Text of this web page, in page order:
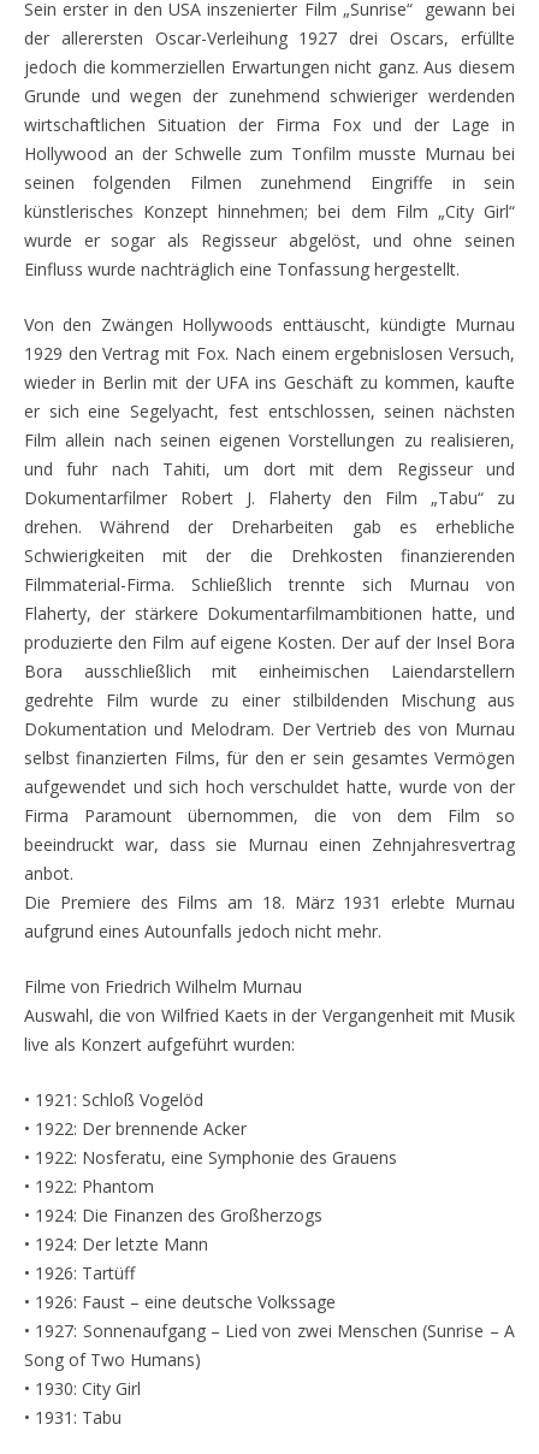
Sein erster in den USA inszenierter Film „Sunrise“ gewann bei
der allerersten Oscar-Verleihung 1927 drei Oscars, erfüllte
jedoch die kommerziellen Erwartungen nicht ganz. Aus diesem
Grunde und wegen der zunehmend schwieriger werdenden
wirtschaftlichen Situation der Firma Fox und der Lage in
Hollywood an der Schwelle zum Tonfilm musste Murnau bei
seinen folgenden Filmen zunehmend Eingriffe in sein
künstlerisches Konzept hinnehmen; bei dem Film „City Girl“
wurde er sogar als Regisseur abgelöst, und ohne seinen
Einfluss wurde nachträglich eine Tonfassung hergestellt.
Von den Zwängen Hollywoods enttäuscht, kündigte Murnau
1929 den Vertrag mit Fox. Nach einem ergebnislosen Versuch,
wieder in Berlin mit der UFA ins Geschäft zu kommen, kaufte
er sich eine Segelyacht, fest entschlossen, seinen nächsten
Film allein nach seinen eigenen Vorstellungen zu realisieren,
und fuhr nach Tahiti, um dort mit dem Regisseur und
Dokumentarfilmer Robert J. Flaherty den Film „Tabu“ zu
drehen. Während der Dreharbeiten gab es erhebliche
Schwierigkeiten mit der die Drehkosten finanzierenden
Filmmaterial-Firma. Schließlich trennte sich Murnau von
Flaherty, der stärkere Dokumentarfilmambitionen hatte, und
produzierte den Film auf eigene Kosten. Der auf der Insel Bora
Bora ausschließlich mit einheimischen Laiendarstellern
gedrehte Film wurde zu einer stilbildenden Mischung aus
Dokumentation und Melodram. Der Vertrieb des von Murnau
selbst finanzierten Films, für den er sein gesamtes Vermögen
aufgewendet und sich hoch verschuldet hatte, wurde von der
Firma Paramount übernommen, die von dem Film so
beeindruckt war, dass sie Murnau einen Zehnjahresvertrag
anbot.
Die Premiere des Films am 18. März 1931 erlebte Murnau
aufgrund eines Autounfalls jedoch nicht mehr.
Filme von Friedrich Wilhelm Murnau
Auswahl, die von Wilfried Kaets in der Vergangenheit mit Musik
live als Konzert aufgeführt wurden:
• 1921: Schloß Vogelöd
• 1922: Der brennende Acker
• 1922: Nosferatu, eine Symphonie des Grauens
• 1922: Phantom
• 1924: Die Finanzen des Großherzogs
• 1924: Der letzte Mann
• 1926: Tartüff
• 1926: Faust – eine deutsche Volkssage
• 1927: Sonnenaufgang – Lied von zwei Menschen (Sunrise – A
Song of Two Humans)
• 1930: City Girl
• 1931: Tabu